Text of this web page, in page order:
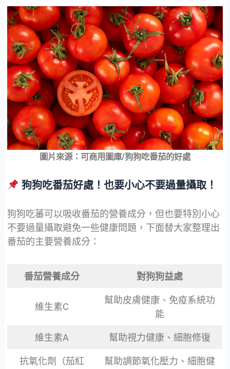
圖片來源：可商用圖庫/狗狗吃番茄的好處
狗狗吃番茄好處！也要小心不要過量攝取！
狗狗吃蕃可以吸收番茄的營養成分，但也要特別小心
不要過量攝取避免一些健康問題，下面替大家整理出
番茄的主要營養成分：
番茄營養成分 對狗狗益處
維生素C
幫助皮膚健康、免疫系統功
能
維生素A 幫助視力健康、細胞修復
抗氧化劑（茄紅
幫助調節氧化壓力、細胞健